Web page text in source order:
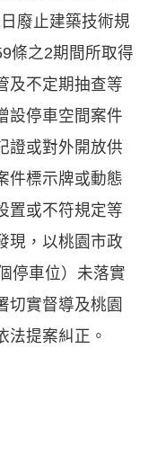
廢止建築技術規
條之2期間所取得
及不定期抽查等
設停車空間案件
證或對外開放供
件標示牌或動態
置或不符規定等
現，以桃園市政
停車位）未落實
切實督導及桃園
法提案糾正。